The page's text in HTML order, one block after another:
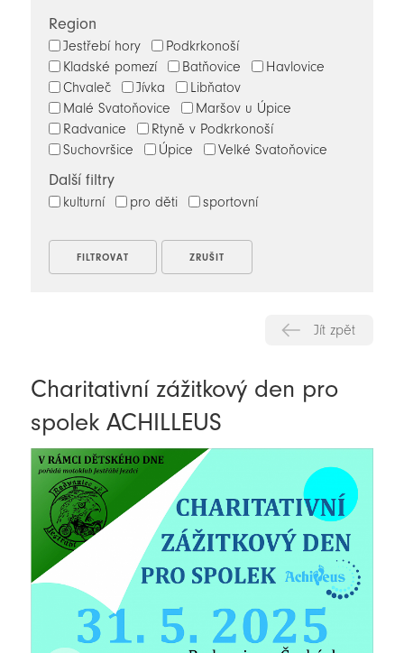
Region
Jestřebí hory
Podkrkonoší
Kladské pomezí
Batňovice
Havlovice
Chvaleč
Jívka
Libňatov
Malé Svatoňovice
Maršov u Úpice
Radvanice
Rtyně v Podkrkonoší
Suchovršice
Úpice Velké Svatoňovice
Další filtry
kulturní pro děti sportovní
Jít zpět
Charitativní zážitkový den pro
spolek ACHILLEUS